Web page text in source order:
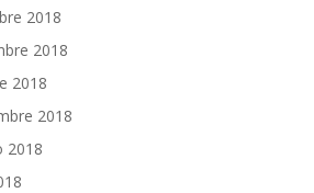
2018
2018
2018
2018
2018